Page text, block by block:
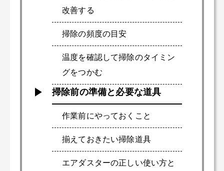
改善する
掃除の頻度の目安
温度を確認して掃除のタイミン
グをつかむ
掃除前の準備と必要な道具
作業前にやっておくこと
揃えておきたい掃除道具
エアダスターの正しい使い方と